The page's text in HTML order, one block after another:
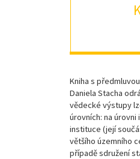
Kniha s
Daniela Stacha
vědecké výstupy
úrovních: na úrovni
instituce (její
většího územního
případě sdružení